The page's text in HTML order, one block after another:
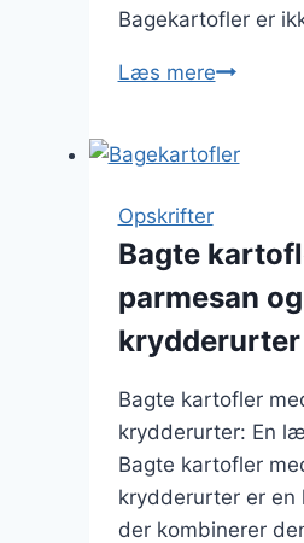
Bagekartofler er
Læs mere
Opskrifter
Bagte
parmesan og
krydderurter
Bagte kartofler
krydderurter: En
Bagte kartofler
krydderurter er en
der kombinerer